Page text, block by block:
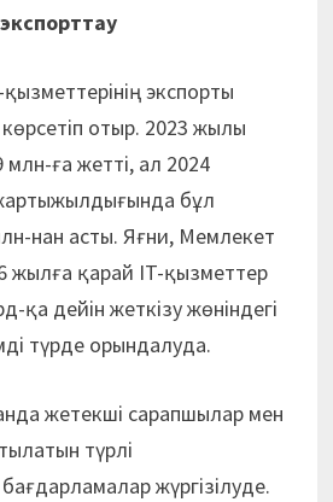
экспорты
отыр. 2023 жылы
ға жетті, ал 2024
бұл
нан асты. Яғни, Мемлекет
жылға қарай IT-қызметтер
қа дейін жеткізу жөніндегі
түрде орындалуда.
жетекші сарапшылар мен
түрлі
жүргізілуде.